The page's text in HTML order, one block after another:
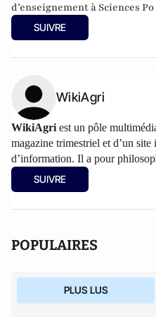
d’enseignement à Sciences
Business School (Nantes) et
formation au journalisme
SUIVRE
WikiAgri
WikiAgri est un pôle
magazine trimestriel et d’un site
d’information. Il a pour
agriculteurs, les informations et
Les articles partagés sur
SUIVRE
POPULAIRES
PLUS LUS